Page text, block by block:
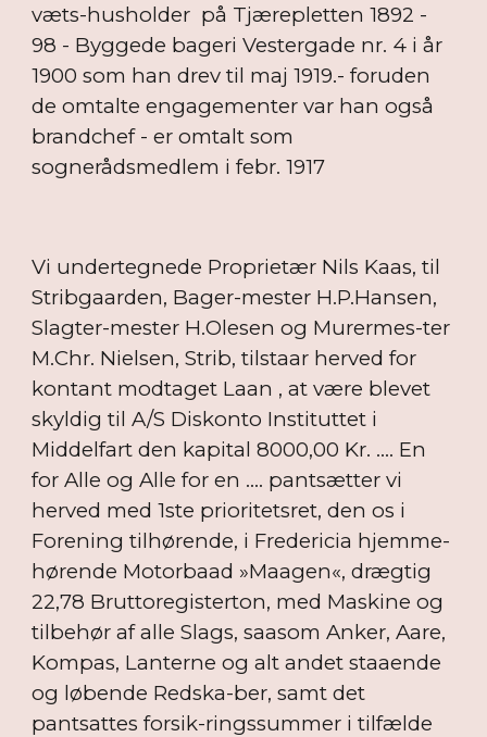
væts-husholder på Tjærepletten 1892 -
98 - Byggede bageri Vestergade nr. 4 i år
1900 som han drev til maj 1919.- foruden
de omtalte engagementer var han også
brandchef - er omtalt som
sognerådsmedlem i febr. 1917
Vi undertegnede Proprietær Nils Kaas, til
Stribgaarden, Bager-mester H.P.Hansen,
Slagter-mester H.Olesen og Murermes-ter
M.Chr. Nielsen, Strib, tilstaar herved for
kontant modtaget Laan , at være blevet
skyldig til A/S Diskonto Instituttet i
Middelfart den kapital 8000,00 Kr. .... En
for Alle og Alle for en .... pantsætter vi
herved med 1ste prioritetsret, den os i
Forening tilhørende, i Fredericia hjemme-
hørende Motorbaad »Maagen«, drægtig
22,78 Bruttoregisterton, med Maskine og
tilbehør af alle Slags, saasom Anker, Aare,
Kompas, Lanterne og alt andet staaende
og løbende Redska-ber, samt det
pantsattes forsik-ringssummer i tilfælde